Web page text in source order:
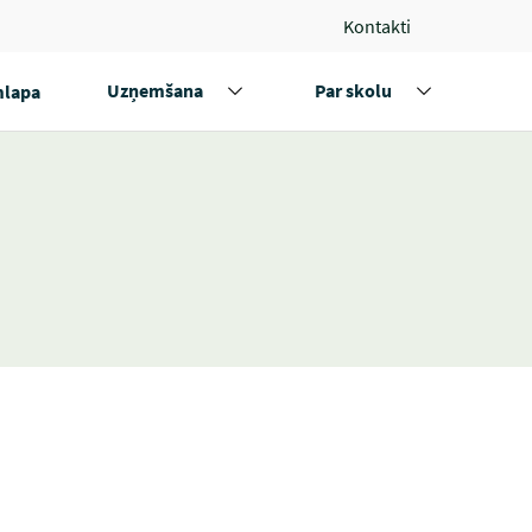
Kontakti
Uzņemšana Par skolu